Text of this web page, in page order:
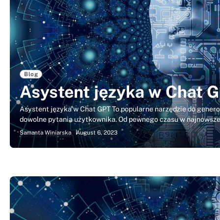
Blog
Asystent języka w Chat
Asystent języka w Chat GPT To popularne narzędzie do
dowolne pytania użytkownika. Od pewnego czasu w
Samanta Winiarska August 6, 2023